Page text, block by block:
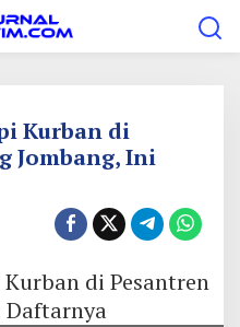
Kurban di
Jombang, Ini